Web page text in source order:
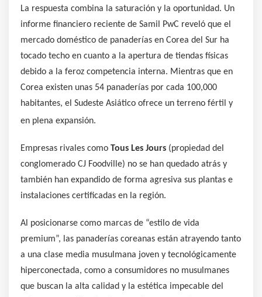
La respuesta combina la saturación y la oportunidad. Un
informe financiero reciente de Samil PwC reveló que el
mercado doméstico de panaderías en Corea del Sur ha
tocado techo en cuanto a la apertura de tiendas físicas
debido a la feroz competencia interna. Mientras que en
Corea existen unas 54 panaderías por cada 100,000
habitantes, el Sudeste Asiático ofrece un terreno fértil y
en plena expansión.
Empresas rivales como Tous Les Jours (propiedad del
conglomerado CJ Foodville) no se han quedado atrás y
también han expandido de forma agresiva sus plantas e
instalaciones certificadas en la región.
Al posicionarse como marcas de “estilo de vida
premium”, las panaderías coreanas están atrayendo tanto
a una clase media musulmana joven y tecnológicamente
hiperconectada, como a consumidores no musulmanes
que buscan la alta calidad y la estética impecable del